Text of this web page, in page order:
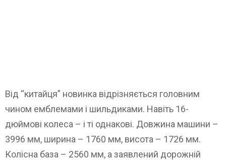
Від “китайця” новинка відрізняється головним
чином емблемами і шильдиками. Навіть 16-
дюймові колеса – і ті однакові. Довжина машини –
3996 мм, ширина – 1760 мм, висота – 1726 мм.
Колісна база – 2560 мм, а заявлений дорожній